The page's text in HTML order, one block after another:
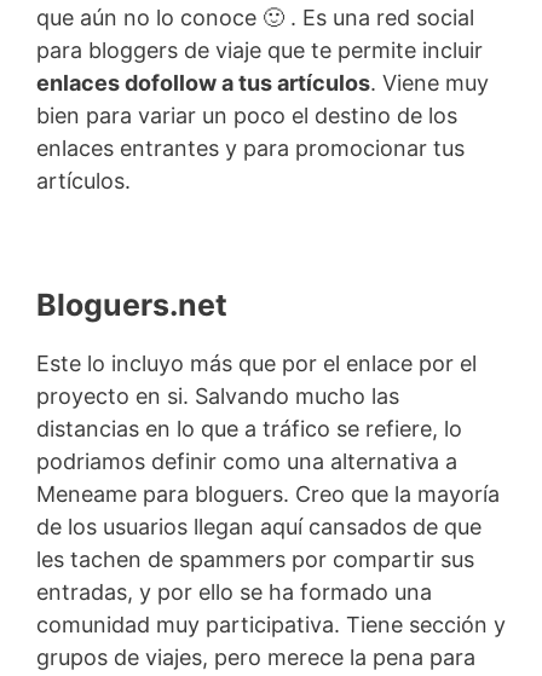
que aún no lo conoce 🙂 . Es una red social
para bloggers de viaje que te permite incluir
enlaces dofollow a tus artículos. Viene muy
bien para variar un poco el destino de los
enlaces entrantes y para promocionar tus
artículos.
Bloguers.net
Este lo incluyo más que por el enlace por el
proyecto en si. Salvando mucho las
distancias en lo que a tráfico se refiere, lo
podriamos definir como una alternativa a
Meneame para bloguers. Creo que la mayoría
de los usuarios llegan aquí cansados de que
les tachen de spammers por compartir sus
entradas, y por ello se ha formado una
comunidad muy participativa. Tiene sección y
grupos de viajes, pero merece la pena para